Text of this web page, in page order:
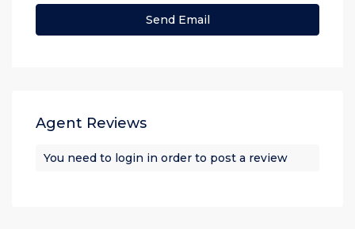
Agent Reviews
You need to login in order to post a review